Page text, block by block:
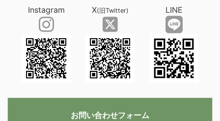
Instagram X(旧Twitter) LINE
お問い合わせフォーム